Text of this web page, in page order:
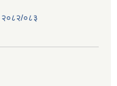
२०८२/०८३